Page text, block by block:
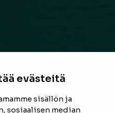
evästeitä
sisällön ja
sosiaalisen median